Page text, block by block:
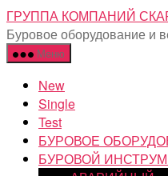
Перейти
к
содержимому
ГРУППА КОМПАНИЙ
Буровое оборудование и
Меню
New
Single
Test
БУРОВОЕ
БУРОВОЙ